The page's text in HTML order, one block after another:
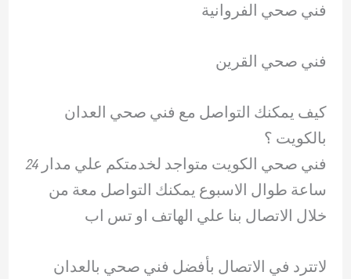
فني صحي الفروانية
فني صحي القرين
كيف يمكنك التواصل مع فني صحي العدان
بالكويت ؟
فني صحي الكويت متواجد لخدمتكم علي مدار 24
ساعة طوال الاسبوع يمكنك التواصل معة من
خلال الاتصال بنا علي الهاتف او تس اب
لاتترد في الاتصال بأفضل فني صحي بالعدان